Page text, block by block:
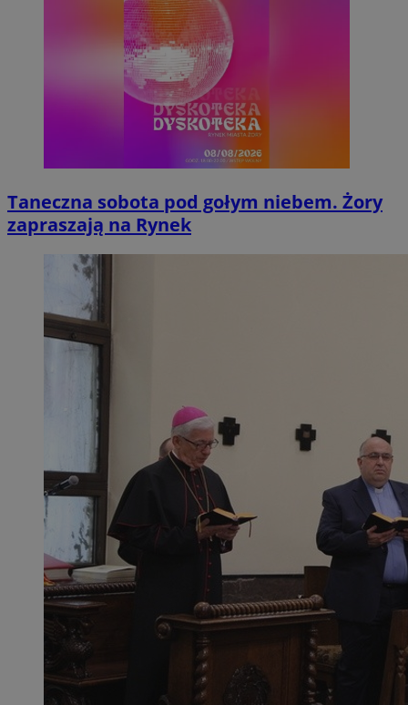
Taneczna sobota pod gołym niebem. Żory
zapraszają na Rynek